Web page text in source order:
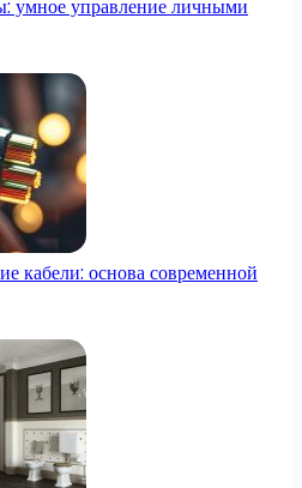
умное управление личными
кабели: основа современной